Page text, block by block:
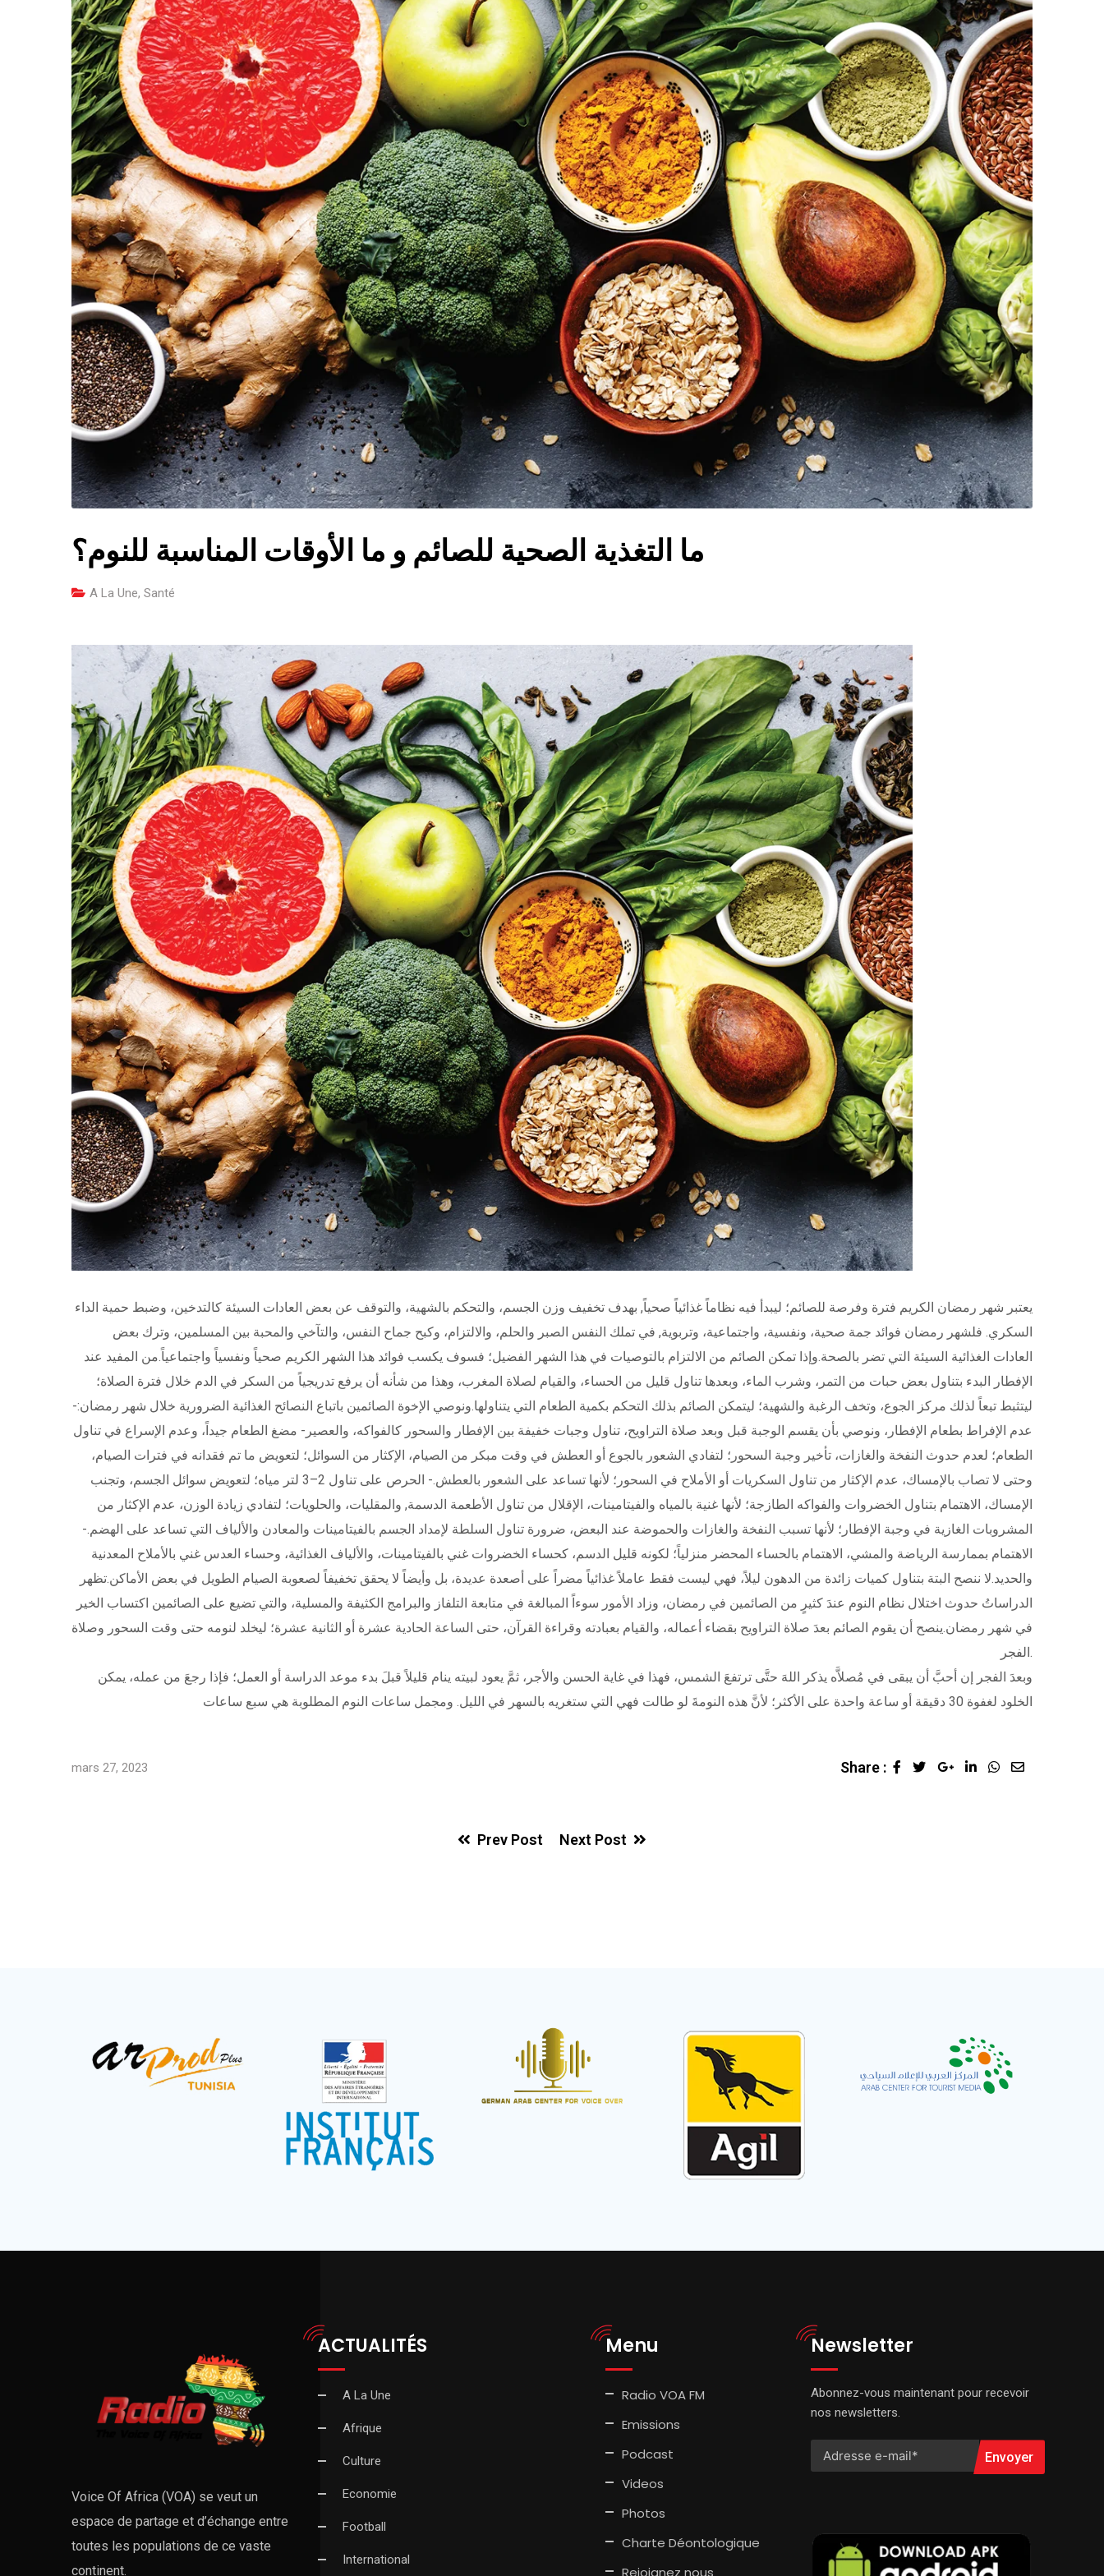
ما التغذية الصحية للصائم و ما الأوقات المناسبة للنوم؟
A La Une, Santé
يعتبر شهر رمضان الكريم فترة وفرصة للصائم؛ ليبدأ فيه نظاماً غذائياً صحياً, بهدف تخفيف وزن الجسم، والتحكم بالشهية، والتوقف عن بعض العادات السيئة كالتدخين، وضبط حمية الداء
السكري. فلشهر رمضان فوائد جمة صحية، ونفسية، واجتماعية، وتربوية, في تملك النفس الصبر والحلم، والالتزام، وكبح جماح النفس، والتآخي والمحبة بين المسلمين، وترك بعض
العادات الغذائية السيئة التي تضر بالصحة.وإذا تمكن الصائم من الالتزام بالتوصيات في هذا الشهر الفضيل؛ فسوف يكسب فوائد هذا الشهر الكريم صحياً ونفسياً واجتماعياً.من المفيد عند
الإفطار البدء بتناول بعض حبات من التمر، وشرب الماء، وبعدها تناول قليل من الحساء، والقيام لصلاة المغرب، وهذا من شأنه أن يرفع تدريجياً من السكر في الدم خلال فترة الصلاة؛
ليتثبط تبعاً لذلك مركز الجوع، وتخف الرغبة والشهية؛ ليتمكن الصائم بذلك التحكم بكمية الطعام التي يتناولها.ونوصي الإخوة الصائمين باتباع النصائح الغذائية الضرورية خلال شهر رمضان:-
عدم الإفراط بطعام الإفطار، ونوصي بأن يقسم الوجبة قبل وبعد صلاة التراويح، تناول وجبات خفيفة بين الإفطار والسحور كالفواكه، والعصير- مضغ الطعام جيداً، وعدم الإسراع في تناول
الطعام؛ لعدم حدوث النفخة والغازات، تأخير وجبة السحور؛ لتفادي الشعور بالجوع أو العطش في وقت مبكر من الصيام، الإكثار من السوائل؛ لتعويض ما تم فقدانه في فترات الصيام،
وحتى لا تصاب بالإمساك، عدم الإكثار من تناول السكريات أو الأملاح في السحور؛ لأنها تساعد على الشعور بالعطش.- الحرص على تناول 2–3 لتر مياه؛ لتعويض سوائل الجسم، وتجنب
الإمساك، الاهتمام بتناول الخضروات والفواكه الطازجة؛ لأنها غنية بالمياه والفيتامينات، الإقلال من تناول الأطعمة الدسمة, والمقليات، والحلويات؛ لتفادي زيادة الوزن، عدم الإكثار من
المشروبات الغازية في وجبة الإفطار؛ لأنها تسبب النفخة والغازات والحموضة عند البعض، ضرورة تناول السلطة لإمداد الجسم بالفيتامينات والمعادن والألياف التي تساعد على الهضم.-
الاهتمام بممارسة الرياضة والمشي، الاهتمام بالحساء المحضر منزلياً؛ لكونه قليل الدسم، كحساء الخضروات غني بالفيتامينات، والألياف الغذائية، وحساء العدس غني بالأملاح المعدنية
والحديد.لا ننصح البتة بتناول كميات زائدة من الدهون ليلاً، فهي ليست فقط عاملاً غذائياً مضراً على أصعدة عديدة، بل وأيضاً لا يحقق تخفيفاً لصعوبة الصيام الطويل في بعض الأماكن.تظهر
الدراساتُ حدوث اختلال نظام النوم عندَ كثيرٍ من الصائمين في رمضان، وزاد الأمور سوءاً المبالغة في متابعة التلفاز والبرامج الكثيفة والمسلية، والتي تضيع على الصائمين اكتساب الخير
في شهر رمضان.ينصح أن يقوم الصائم بعدَ صلاة التراويح بقضاء أعماله، والقيام بعبادته وقراءة القرآن، حتى الساعة الحادية عشرة أو الثانية عشرة؛ ليخلد لنومه حتى وقت السحور وصلاة
الفجر.
وبعدَ الفجر إن أحبَّ أن يبقى في مُصلاَّه يذكر اللهَ حتَّى ترتفعَ الشمس، فهذا في غاية الحسن والأجر، ثمَّ يعود لبيته ينام قليلاً قبلَ بدء موعد الدراسة أو العمل؛ فإذا رجعَ من عمله، يمكن
الخلود لغفوة 30 دقيقة أو ساعة واحدة على الأكثر؛ لأنَّ هذه النومةَ لو طالت فهي التي ستغريه بالسهر في الليل. ومجمل ساعات النوم المطلوبة هي سبع ساعات
mars 27, 2023 Share : Google+LinkedInWhatsapp
Share
Prev Post Next Post
Voice Of Africa (VOA) se veut un
espace de partage et d’échange entre
toutes les populations de ce vaste
continent.
ACTUALITÉS
A La Une
Afrique
Culture
Economie
Football
International
Menu
Radio VOA FM
Emissions
Podcast
Videos
Photos
Charte Déontologique
Newsletter
Abonnez-vous maintenant pour recevoir
nos newsletters.
Envoyer